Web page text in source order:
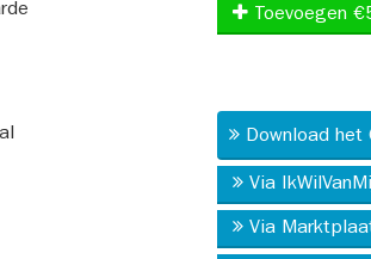
Toevoegen
Download
Via
Via